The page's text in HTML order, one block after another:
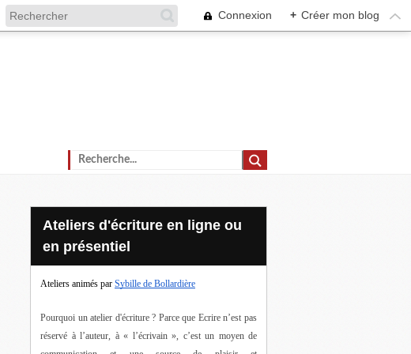
Connexion + Créer mon blog
Ateliers d'écriture en ligne ou
en présentiel
Ateliers animés par Sybille de Bollardière
Pourquoi un atelier d'écriture ? Parce que Ecrire n’est pas
réservé à l’auteur, à « l’écrivain », c’est un moyen de